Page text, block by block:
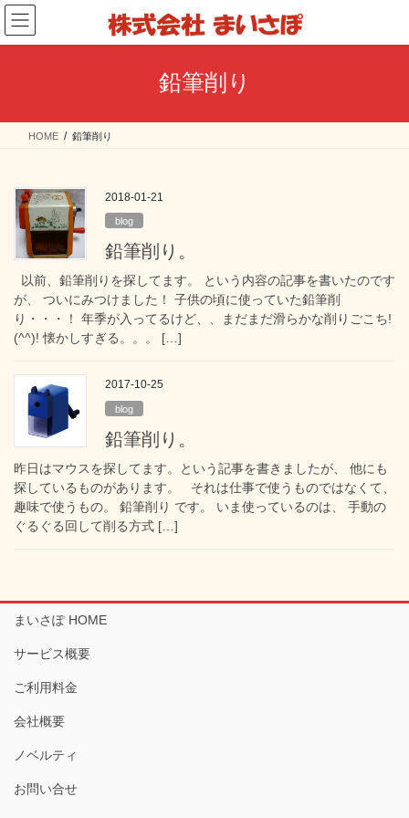
コ
ン
テ
ス
ナ
ビ
ゲ
ン
鉛筆削り
HOME 鉛筆削り
2018-01-21
blog
鉛筆削り。
以前、鉛筆削りを探してます。 という内容の記事を書いたのです
が、 ついにみつけました！ 子供の頃に使っていた鉛筆削
り・・・！ 年季が入ってるけど、、まだまだ滑らかな削りごこち!
(^^)! 懐かしすぎる。。。 […]
2017-10-25
blog
鉛筆削り。
昨日はマウスを探してます。という記事を書きましたが、 他にも
探しているものがあります。 それは仕事で使うものではなくて、
趣味で使うもの。 鉛筆削り です。 いま使っているのは、 手動の
ぐるぐる回して削る方式 […]
まいさぽ HOME
サービス概要
ご利用料金
会社概要
ノベルティ
お問い合せ